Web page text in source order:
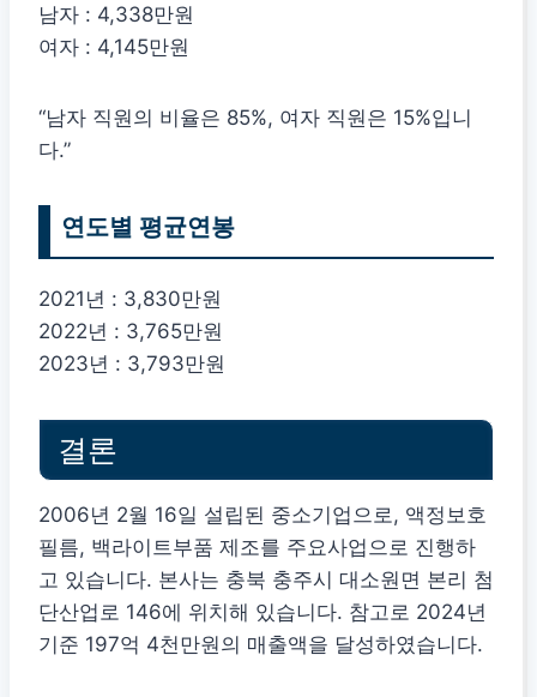
남자 : 4,338만원
여자 : 4,145만원
“남자 직원의 비율은 85%, 여자 직원은 15%입니
다.”
연도별 평균연봉
2021년 : 3,830만원
2022년 : 3,765만원
2023년 : 3,793만원
결론
2006년 2월 16일 설립된 중소기업으로, 액정보호
필름, 백라이트부품 제조를 주요사업으로 진행하
고 있습니다. 본사는 충북 충주시 대소원면 본리 첨
단산업로 146에 위치해 있습니다. 참고로 2024년
기준 197억 4천만원의 매출액을 달성하였습니다.